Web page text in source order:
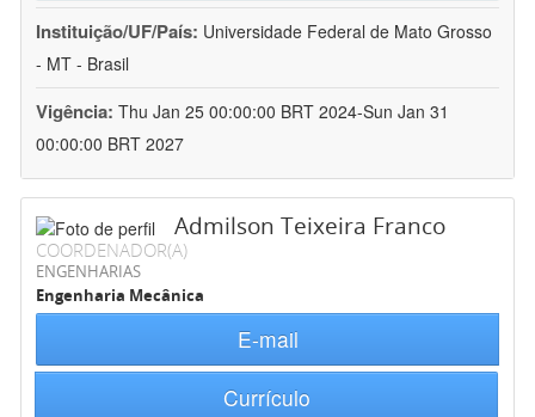
Instituição/UF/País: Universidade Federal de Mato Grosso
- MT - Brasil
Vigência: Thu Jan 25 00:00:00 BRT 2024-Sun Jan 31
00:00:00 BRT 2027
Admilson Teixeira Franco
COORDENADOR(A)
ENGENHARIAS
Engenharia Mecânica
E-mail
Currículo